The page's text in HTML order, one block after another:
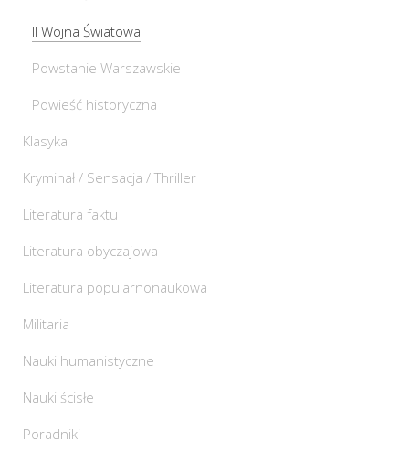
II Wojna Światowa
Powstanie Warszawskie
Powieść historyczna
Klasyka
Kryminał / Sensacja / Thriller
Literatura faktu
Literatura obyczajowa
Literatura popularnonaukowa
Militaria
Nauki humanistyczne
Nauki ścisłe
Poradniki